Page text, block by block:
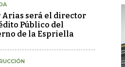
Arias será el director
Público del
de la Espriella